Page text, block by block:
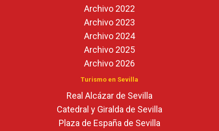
Archivo 2022
Archivo 2023
Archivo 2024
Archivo 2025
Archivo 2026
Turismo en Sevilla
Real Alcázar de Sevilla
Catedral y Giralda de Sevilla
Plaza de España de Sevilla